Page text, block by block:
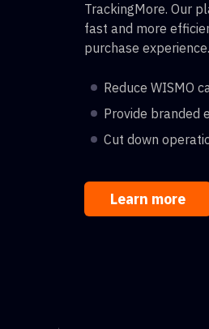
TrackingMore. Our
fast and more
purchase experience.
Reduce WISMO
Provide branded
Cut down
Learn more